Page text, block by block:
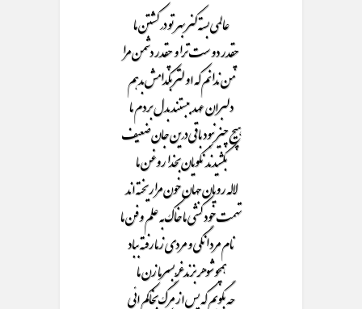
عالمی بسته کنر بهر تو در کشتن ما
چقدر دوست ترا و چقدر دشمن مرا
من ندانم که او لتر بکدامش بدهم
دلبران عهد ببستند بدل بردم ما
هیچ چیز نبود باقی درین جان ضعیف
بکشیدند نکویان بخدا روغن ما
لاله رویان جهان خون مرا ریخته اند
تهمت خود کشی ما خاک به علم و فن ما
نام مردانگی و مردی زما رفته بباد
همچو شوهر بزند غُر بسرما زن ما
چه بگویم که پس از مرگ بخاکم ائی